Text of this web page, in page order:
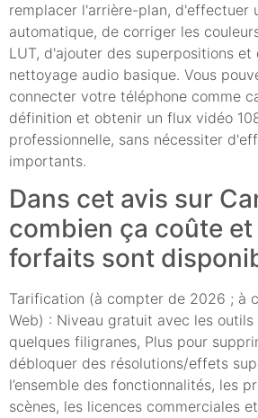
remplacer l'arrière-plan, d'effectuer
automatique, de corriger les
LUT, d'ajouter des superpositions
nettoyage audio basique. Vous
connecter votre téléphone comme
définition et obtenir un flux vidéo
professionnelle, sans nécessiter
importants.
Dans cet avis sur
combien ça coûte et
forfaits sont
Tarification (à compter de 2026 ; à
Web) : Niveau gratuit avec les outils
quelques filigranes, Plus pour
débloquer des résolutions/effets
l’ensemble des fonctionnalités, les
scènes, les licences commerciales